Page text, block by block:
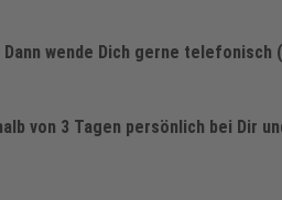
Dann wende Dich gerne telefonisch
von 3 Tagen persönlich bei Dir